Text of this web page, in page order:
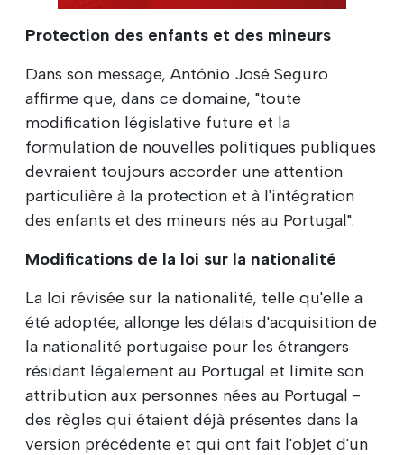
Protection des enfants et des mineurs
Dans son message, António José Seguro
affirme que, dans ce domaine, "toute
modification législative future et la
formulation de nouvelles politiques publiques
devraient toujours accorder une attention
particulière à la protection et à l'intégration
des enfants et des mineurs nés au Portugal".
Modifications de la loi sur la nationalité
La loi révisée sur la nationalité, telle qu'elle a
été adoptée, allonge les délais d'acquisition de
la nationalité portugaise pour les étrangers
résidant légalement au Portugal et limite son
attribution aux personnes nées au Portugal -
des règles qui étaient déjà présentes dans la
version précédente et qui ont fait l'objet d'un